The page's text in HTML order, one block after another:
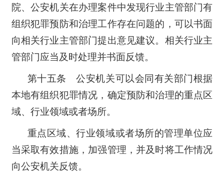
院、公安机关在办理案件中发现行业主管部门有
组织犯罪预防和治理工作存在问题的，可以书面
向相关行业主管部门提出意见建议。相关行业主
管部门应当及时处理并书面反馈。
第十五条 公安机关可以会同有关部门根据
本地有组织犯罪情况，确定预防和治理的重点区
域、行业领域或者场所。
重点区域、行业领域或者场所的管理单位应
当采取有效措施，加强管理，并及时将工作情况
向公安机关反馈。